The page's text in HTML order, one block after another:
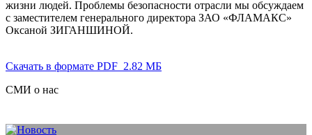
жизни людей. Проблемы безопасности отрасли мы обсуждаем
с заместителем генерального директора ЗАО «ФЛАМАКС»
Оксаной ЗИГАНШИНОЙ.
Скачать в формате PDF 2.82 МБ
СМИ о нас